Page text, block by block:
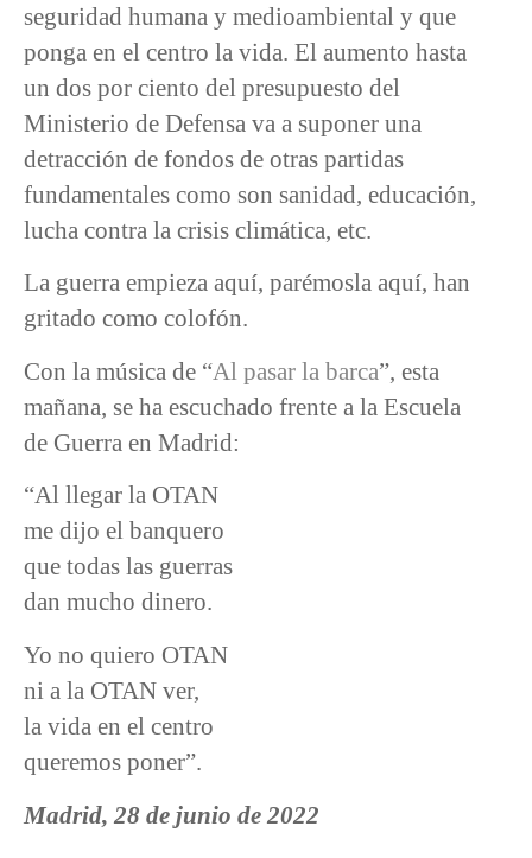
seguridad humana y medioambiental y que
ponga en el centro la vida. El aumento hasta
un dos por ciento del presupuesto del
Ministerio de Defensa va a suponer una
detracción de fondos de otras partidas
fundamentales como son sanidad, educación,
lucha contra la crisis climática, etc.
La guerra empieza aquí, parémosla aquí, han
gritado como colofón.
Con la música de “Al pasar la barca”, esta
mañana, se ha escuchado frente a la Escuela
de Guerra en Madrid:
“Al llegar la OTAN
me dijo el banquero
que todas las guerras
dan mucho dinero.
Yo no quiero OTAN
ni a la OTAN ver,
la vida en el centro
queremos poner”.
Madrid, 28 de junio de 2022